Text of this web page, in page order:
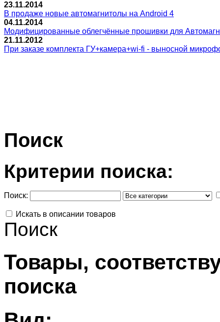
23.11.2014
В продаже новые автомагнитолы на Android 4
04.11.2014
Модифицированные облегчённые прошивки для
21.11.2012
При заказе комплекта ГУ+камера+wi-fi - выносной
Поиск
Критерии поиска:
Поиск:
Искать в описании товаров
Поиск
Товары,
поиска